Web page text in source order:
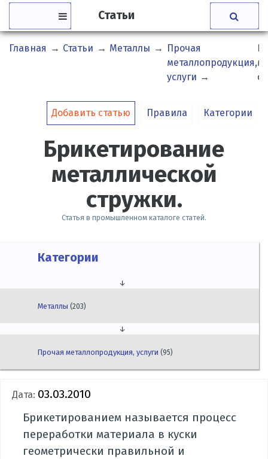
Статьи
Главная → Статьи → Металлы →
Прочая
металлопродукция,
услуги →
Добавить статью Правила Категории
Брикетирование
металлической
стружки.
Статья в промышленном каталоге статей.
Категории
↓
Металлы(203)
↓
Прочая металлопродукция, услуги(95)
Дата: 03.03.2010
Брикетированием называется процесс
переработки материала в куски
геометрически правильной и